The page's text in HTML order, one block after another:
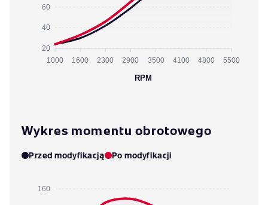
60
40
20
1000 1600 2300 2900 3500 4100 4800 5500
RPM
Wykres momentu obrotowego
Przed modyfikacją Po modyfikacji
160